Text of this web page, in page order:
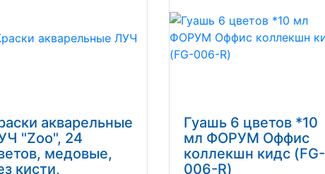
акварельные
"Zoo", 24
медовые,
кисти,
Гуашь 6 цветов *10
мл ФОРУМ Оффис
коллекшн кидс (FG-
006-R)